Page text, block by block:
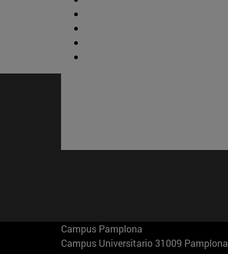
Campus Pamplona
Campus Universitario 31009 Pamplona